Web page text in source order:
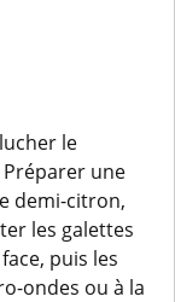
le
une
demi-citron,
les galettes
puis les
ondes ou à la